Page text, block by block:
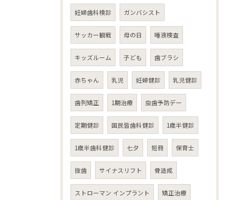
妊婦歯科検診 ガンバシスト
サッカー観戦 母の日 唾液検査
キッズルーム 子ども 歯ブラシ
赤ちゃん 乳児 妊婦健診 乳児健診
歯列矯正 1期治療 虫歯予防デー
定期健診 国民皆歯科健診 1歳半健診
1歳半歯科健診 七夕 短冊 保育士
抜歯 サイナスリフト 骨造成
ストローマン インプラント 矯正治療